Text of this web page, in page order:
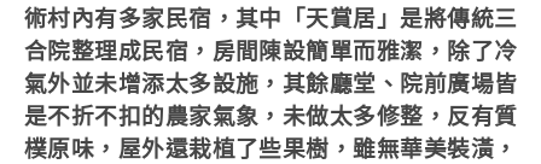
術村內有多家民宿，其中「天賞居」是將傳統三
合院整理成民宿，房間陳設簡單而雅潔，除了冷
氣外並未增添太多設施，其餘廳堂、院前廣場皆
是不折不扣的農家氣象，未做太多修整，反有質
樸原味，屋外還栽植了些果樹，雖無華美裝潢，